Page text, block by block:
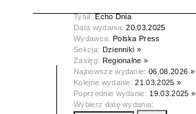
Tytuł:Echo Dnia
Data wydania:20.03.2025
Wydawca: Polska Press
Sekcja: Dzienniki »
Zasięg: Regionalne »
Najnowsze wydanie:06.08.2026 »
Kolejne wydanie:21.03.2025 »
Poprzednie wydanie: 19.03.2025 »
Wybierz datę wydania: